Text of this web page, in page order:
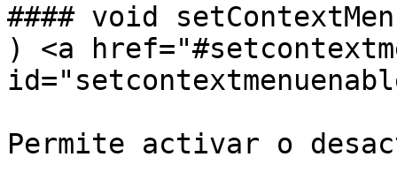
#### void
) <a
Permite activar o